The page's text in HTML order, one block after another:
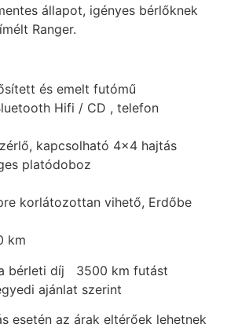
állapot, igényes bérlőknek
Ranger.
és emelt futómű
Hifi / CD , telefon
kapcsolható 4×4 hajtás
platódoboz
korlátozottan vihető, Erdőbe
km
bérleti díj 3500 km futást
ajánlat szerint
esetén az árak eltérőek lehetnek